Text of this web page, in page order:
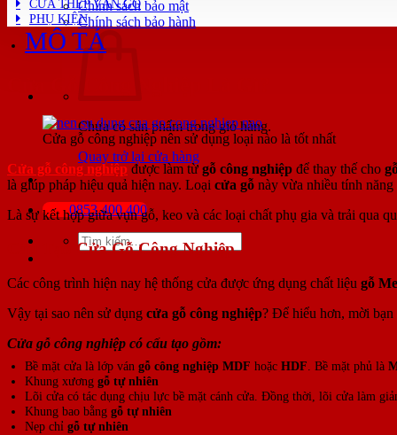
Chính sách bảo mật
Chính sách bảo hành
Chưa có sản phẩm trong giỏ hàng.
Quay trở lại cửa hàng
0853.400.400
Tìm
kiếm:
CỬA THÉP VÂN GỖ
PHỤ KIỆN
MÔ TẢ
Cửa gỗ công nghiệp nên sử dụng loại nào là tốt nhất
Cửa gỗ công nghiệp được làm từ gỗ công nghiệp để thay thế cho
là giúp pháp hiệu quả hiện nay. Loại cửa gỗ này vừa nhiều tính
Là sự kết hợp giữa vụn gỗ, keo và các loại chất phụ gia và trải qua
Cấu Tạo Cửa Gỗ Công Nghiệp
Các công trình hiện nay hệ thống cửa được ứng dụng chất liệu gỗ
Vậy tại sao nên sử dụng cửa gỗ công nghiệp? Để hiểu hơn, mời bạn
Cửa gỗ công nghiệp có cấu tạo gồm:
Bề mặt cửa là lớp ván gỗ công nghiệp MDF hoặc HDF . Bề mặt phủ là
Khung xương gỗ tự nhiên
Lõi cửa có tác dụng chịu lực bề mặt cánh cửa. Đồng thời, lõi cửa làm
Khung bao bằng gỗ tự nhiên
Nẹp chỉ gỗ tự nhiên